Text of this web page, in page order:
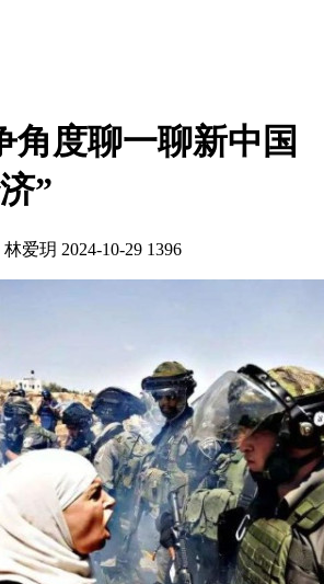
角度聊一聊新中国
”
爱玥 2024-10-29 1396